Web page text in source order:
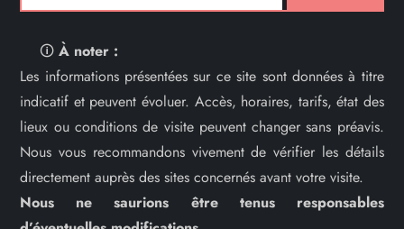
🛈À noter :
Les informations présentées sur ce site sont données à titre
indicatif et peuvent évoluer. Accès, horaires, tarifs, état des
lieux ou conditions de visite peuvent changer sans préavis.
Nous vous recommandons vivement de vérifier les détails
directement auprès des sites concernés avant votre visite.
Nous ne saurions être tenus responsables